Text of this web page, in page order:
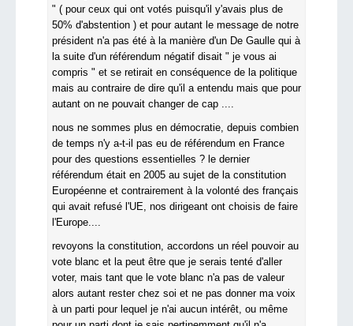
" ( pour ceux qui ont votés puisqu'il y'avais plus de
50% d'abstention ) et pour autant le message de notre
président n'a pas été à la manière d'un De Gaulle qui à
la suite d'un référendum négatif disait " je vous ai
compris " et se retirait en conséquence de la politique
mais au contraire de dire qu'il a entendu mais que pour
autant on ne pouvait changer de cap ....
nous ne sommes plus en démocratie, depuis combien
de temps n'y a-t-il pas eu de référendum en France
pour des questions essentielles ? le dernier
référendum était en 2005 au sujet de la constitution
Européenne et contrairement à la volonté des français
qui avait refusé l'UE, nos dirigeant ont choisis de faire
l'Europe....
revoyons la constitution, accordons un réel pouvoir au
vote blanc et la peut être que je serais tenté d'aller
voter, mais tant que le vote blanc n'a pas de valeur
alors autant rester chez soi et ne pas donner ma voix
à un parti pour lequel je n'ai aucun intérêt, ou même